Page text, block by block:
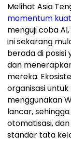
Melihat Asia
momentum kuat
menguji coba
ini sekarang
berada di
dan
mereka.
organisasi
menggunakan
lancar,
otomatisasi,
standar tata